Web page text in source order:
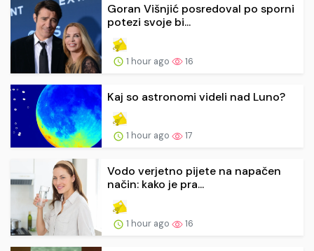
Goran Višnjić posredoval po sporni
potezi svoje bi...
1 hour ago 16
Kaj so astronomi videli nad Luno?
1 hour ago 17
Vodo verjetno pijete na napačen
način: kako je pra...
1 hour ago 16